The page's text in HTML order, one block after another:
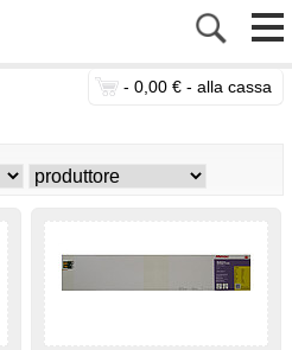
- 0,00 € - alla cassa